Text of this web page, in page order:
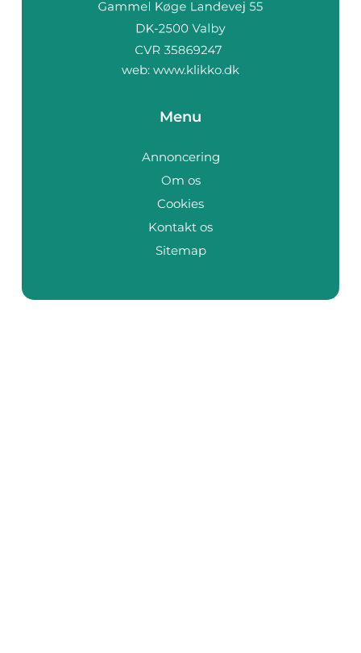
web: www.klikko.dk
Menu
Annoncering
Om os
Cookies
Kontakt os
Sitemap